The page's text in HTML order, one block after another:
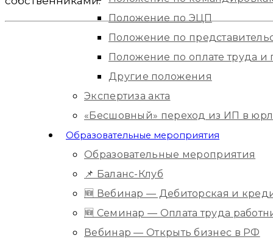
Положение по ЭЦП
Положение по
Положение по оплате труда
Другие положения
Экспертиза акта
«Бесшовный» переход из ИП в
Образовательные мероприятия
Образовательные мероприятия
📌 Баланс-Клуб
🆕 Вебинар — Дебиторская и
🆕 Семинар — Оплата труда
Вебинар — Открыть бизнес в РФ